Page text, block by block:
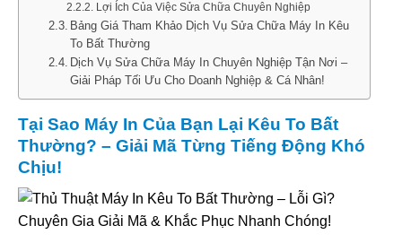
Lợi Ích Của Việc Sửa Chữa Chuyên Nghiệp
Bảng Giá Tham Khảo Dịch Vụ Sửa Chữa Máy In Kêu
To Bất Thường
Dịch Vụ Sửa Chữa Máy In Chuyên Nghiệp Tận Nơi –
Giải Pháp Tối Ưu Cho Doanh Nghiệp & Cá Nhân!
Tại Sao Máy In Của Bạn Lại Kêu To Bất
Thường? – Giải Mã Từng Tiếng Động Khó
Chịu!